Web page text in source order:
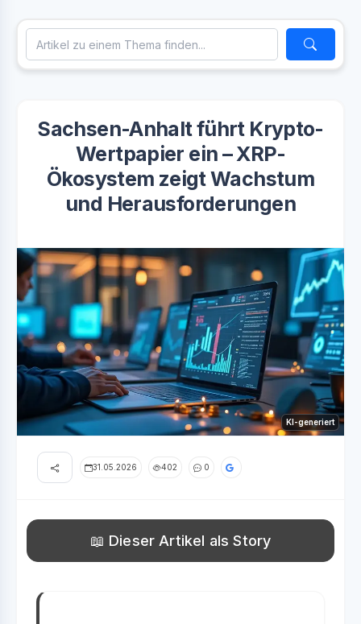
Sachsen-Anhalt führt Krypto-
Wertpapier ein – XRP-
Ökosystem zeigt Wachstum
und Herausforderungen
KI-generiert
31.05.2026 402 0
📖 Dieser Artikel als Story